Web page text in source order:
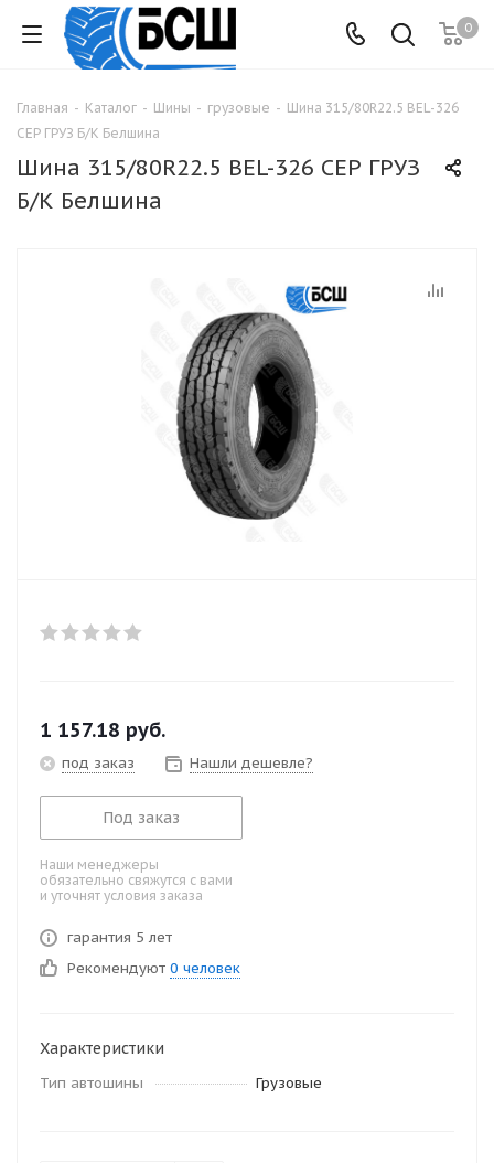
0
Главная - Каталог - Шины - грузовые - Шина 315/80R22.5 BEL-326
СЕР ГРУЗ Б/К Белшина
Шина 315/80R22.5 BEL-326 СЕР ГРУЗ
Б/К Белшина
1 157.18 руб.
под заказ Нашли дешевле?
Под заказ
Наши менеджеры
обязательно свяжутся с вами
и уточнят условия заказа
гарантия 5 лет
Рекомендуют 0 человек
Характеристики
Тип автошины Грузовые